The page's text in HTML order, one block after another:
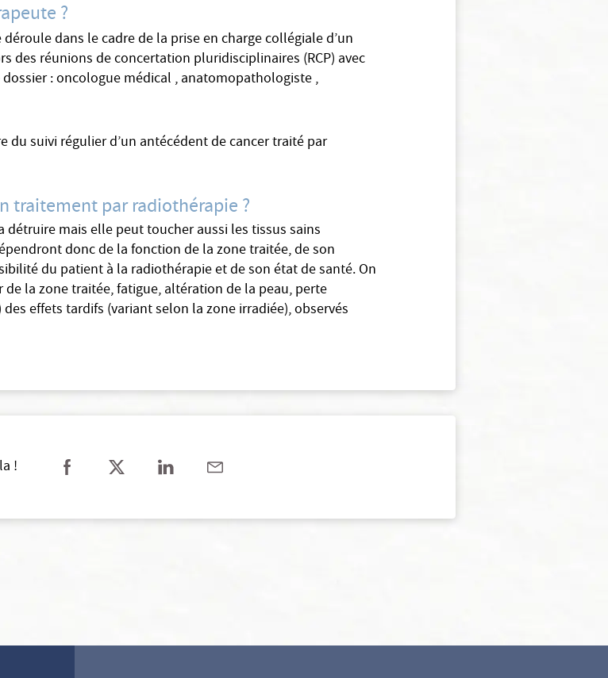
?
déroule dans le cadre de la prise en charge collégiale d’un
des réunions de concertation pluridisciplinaires (RCP) avec
: oncologue médical , anatomopathologiste ,
du suivi régulier d’un antécédent de cancer traité par
traitement par radiothérapie ?
détruire mais elle peut toucher aussi les tissus sains
donc de la fonction de la zone traitée, de son
du patient à la radiothérapie et de son état de santé. On
la zone traitée, fatigue, altération de la peau, perte
effets tardifs (variant selon la zone irradiée), observés
!